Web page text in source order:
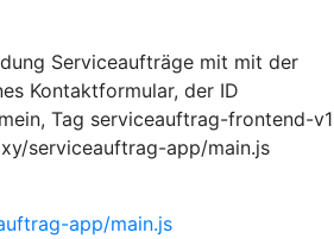
Serviceaufträge mit mit der
Kontaktformular, der ID
Tag serviceauftrag-frontend-v1
serviceauftrag-app/main.js
app/main.js